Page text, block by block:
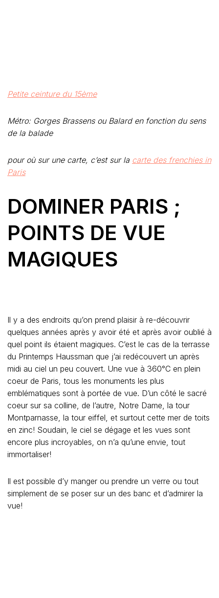
Petite ceinture du 15ème
Métro: Gorges Brassens ou Balard en fonction du sens
de la balade
pour où sur une carte, c’est sur la carte des frenchies in
Paris
DOMINER PARIS ;
POINTS DE VUE
MAGIQUES
Il y a des endroits qu’on prend plaisir à re-découvrir
quelques années après y avoir été et après avoir oublié à
quel point ils étaient magiques. C’est le cas de la terrasse
du Printemps Haussman que j’ai redécouvert un après
midi au ciel un peu couvert. Une vue à 360°C en plein
coeur de Paris, tous les monuments les plus
emblématiques sont à portée de vue. D’un côté le sacré
coeur sur sa colline, de l’autre, Notre Dame, la tour
Montparnasse, la tour eiffel, et surtout cette mer de toits
en zinc! Soudain, le ciel se dégage et les vues sont
encore plus incroyables, on n’a qu’une envie, tout
immortaliser!
Il est possible d’y manger ou prendre un verre ou tout
simplement de se poser sur un des banc et d’admirer la
vue!